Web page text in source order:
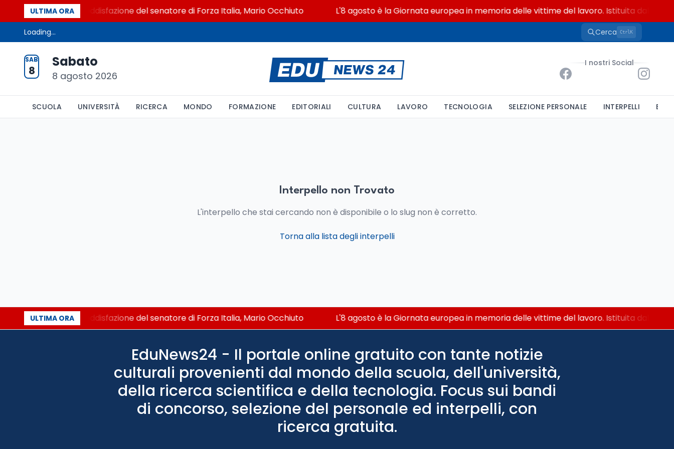
ULTIMA ORA
al Senato. La soddisfazione del senatore di Forza Italia, Mario Occhiuto L'8 agosto è la Giornata europea in memoria delle vittime del lavoro. Istituita dal
Loading... Cerca CtrlK
SAB
8
Sabato
8 agosto 2026
I nostri Social
SCUOLA UNIVERSITÀ RICERCA MONDO FORMAZIONE EDITORIALI CULTURA LAVORO TECNOLOGIA SELEZIONE PERSONALE INTERPELLI
Interpello non Trovato
L'interpello che stai cercando non è disponibile o lo slug non è corretto.
Torna alla lista degli interpelli
ULTIMA ORA
al Senato. La soddisfazione del senatore di Forza Italia, Mario Occhiuto L'8 agosto è la Giornata europea in memoria delle vittime del lavoro. Istituita dal
EduNews24 - Il portale online gratuito con tante notizie
culturali provenienti dal mondo della scuola, dell'università,
della ricerca scientifica e della tecnologia. Focus sui bandi
di concorso, selezione del personale ed interpelli, con
ricerca gratuita.